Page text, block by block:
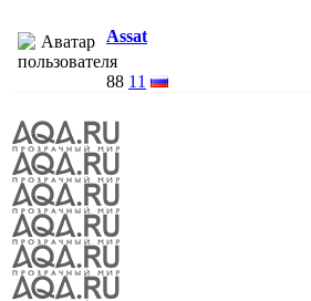
Assat
88 11